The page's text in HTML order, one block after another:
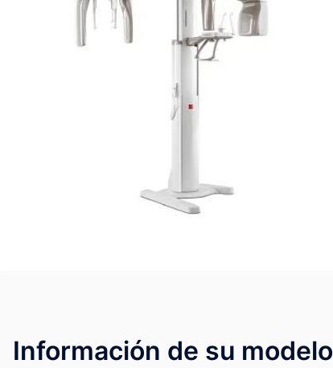
Información de su modelo